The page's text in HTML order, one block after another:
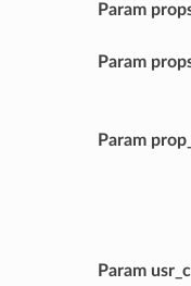
Param
Param
Param
Param